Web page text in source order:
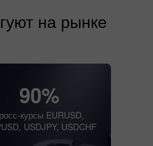
на рынке
90%
курсы EURUSD,
USDJPY, USDCHF